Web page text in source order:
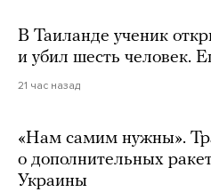
В Таиланде ученик
и убил шесть человек.
21 час назад
«Нам самим нужны».
о дополнительных
Украины